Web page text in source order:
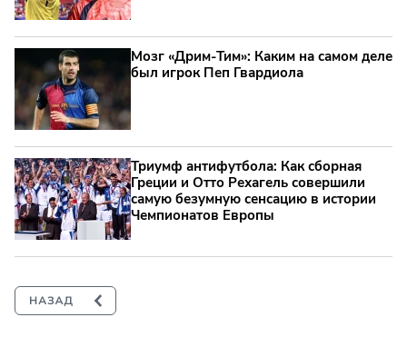
Мозг «Дрим-Тим»: Каким на самом деле
был игрок Пеп Гвардиола
Триумф антифутбола: Как сборная
Греции и Отто Рехагель совершили
самую безумную сенсацию в истории
Чемпионатов Европы